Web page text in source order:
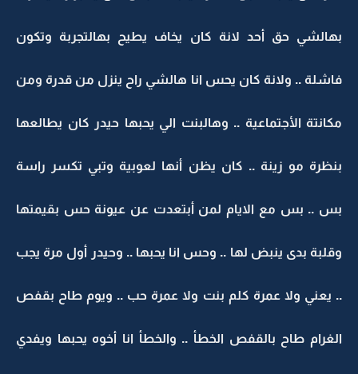
بهالشي حق أحد لانة كان يخاف يطيح بهالتجربة وتكون
فاشلة .. ولانة كان يحس انا هالشي راح ينزل من قدرة ومن
مكانتة الأجتماعية .. وهالبنت الي يحبها حيدر كان يطالعها
بنظرة مو زينة .. كان يظن أنها لعوبية وتبي تكسر راسة
بس .. بس مع الايام لمن أبتعدت عن عيونة حس بقيمتها
وقلبة بدى ينبض لها .. وحس انا يحبها .. وحيدر أول مرة يجب
.. يعني ولا عمرة كلم بنت ولا عمرة حب .. ويوم طاح بقفص
الغرام طاح بالقفص الخطأ .. والخطأ انا أخوه يحبها ويفدي